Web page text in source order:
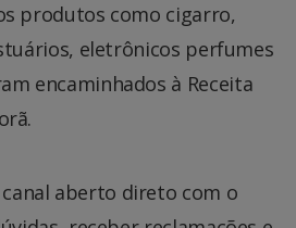
produtos como cigarro,
eletrônicos perfumes
encaminhados à Receita
aberto direto com o